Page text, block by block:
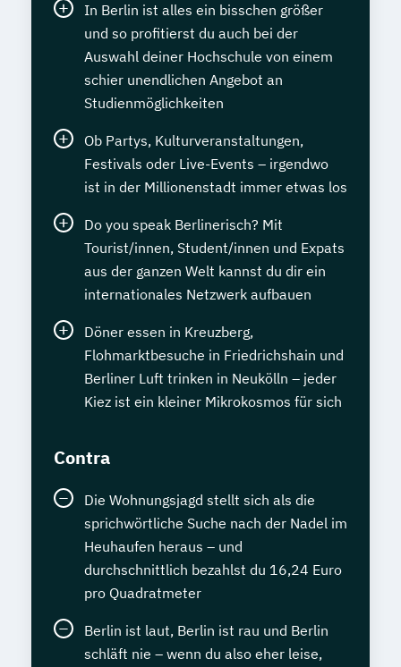
In Berlin ist alles ein bisschen größer
und so profitierst du auch bei der
Auswahl deiner Hochschule von einem
schier unendlichen Angebot an
Studienmöglichkeiten
Ob Partys, Kulturveranstaltungen,
Festivals oder Live-Events – irgendwo
ist in der Millionenstadt immer etwas los
Do you speak Berlinerisch? Mit
Tourist/innen, Student/innen und Expats
aus der ganzen Welt kannst du dir ein
internationales Netzwerk aufbauen
Döner essen in Kreuzberg,
Flohmarktbesuche in Friedrichshain und
Berliner Luft trinken in Neukölln – jeder
Kiez ist ein kleiner Mikrokosmos für sich
Contra
Die Wohnungsjagd stellt sich als die
sprichwörtliche Suche nach der Nadel im
Heuhaufen heraus – und
durchschnittlich bezahlst du 16,24 Euro
pro Quadratmeter
Berlin ist laut, Berlin ist rau und Berlin
schläft nie – wenn du also eher leise,